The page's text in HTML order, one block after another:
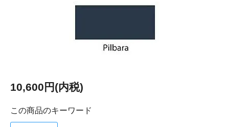
10,600円(内税)
この商品のキーワード